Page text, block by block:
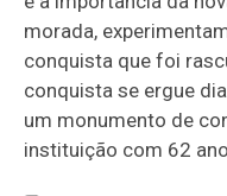
morada,
conquista que foi
conquista se ergue
um monumento de
instituição com 62